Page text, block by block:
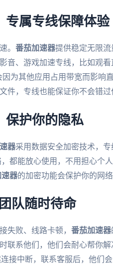
专属专线保障体验
。 番茄加速器提供稳定无限
音、游戏加速专线，比如观看
为其他应用占用带宽而影响
件，专线也能保证你不会错过
保护你的隐私
器采用数据安全加密技术，
都能放心使用，不用担心个
器的加密功能会保护你的网
队随时待命
失败、线路卡顿， 番茄加速器
联系他们，他们会耐心帮你
接中断，联系客服后，他们